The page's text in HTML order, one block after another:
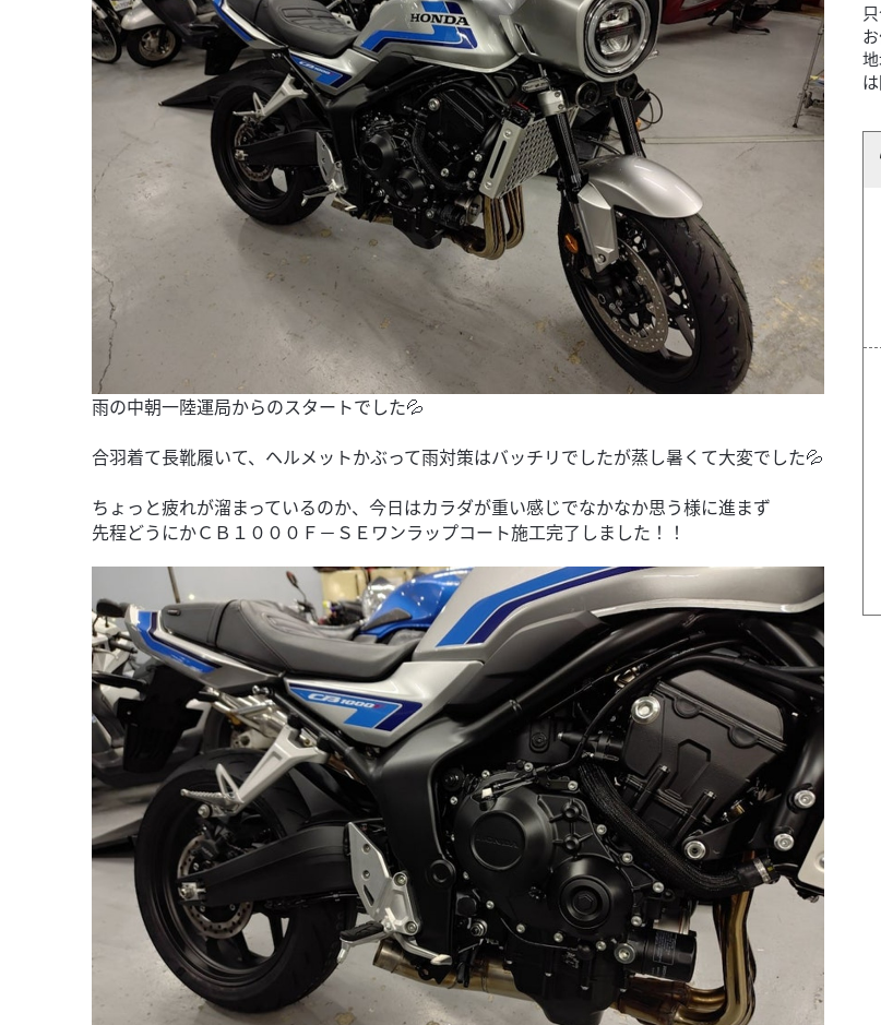
雨の中朝一陸運局からのスタートでした💦
合羽着て長靴履いて、ヘルメットかぶって雨対策はバッチリでしたが蒸し暑くて大変でした💦
ちょっと疲れが溜まっているのか、今日はカラダが重い感じでなかなか思う様に進まず
先程どうにかＣＢ１０００Ｆ－ＳＥワンラップコート施工完了しました！！